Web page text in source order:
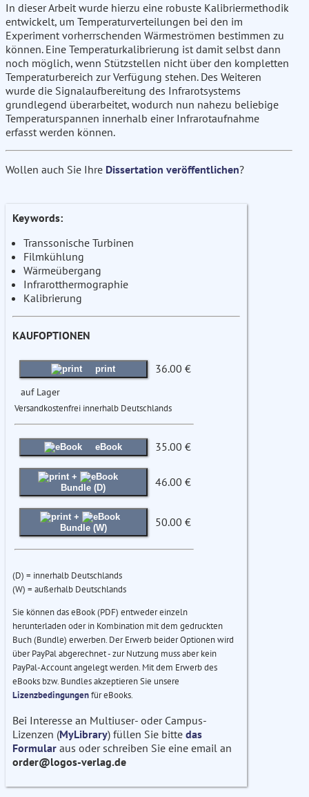
In dieser Arbeit wurde hierzu eine robuste Kalibriermethodik
entwickelt, um Temperaturverteilungen bei den im
Experiment vorherrschenden Wärmeströmen bestimmen zu
können. Eine Temperaturkalibrierung ist damit selbst dann
noch möglich, wenn Stützstellen nicht über den kompletten
Temperaturbereich zur Verfügung stehen. Des Weiteren
wurde die Signalaufbereitung des Infrarotsystems
grundlegend überarbeitet, wodurch nun nahezu beliebige
Temperaturspannen innerhalb einer Infrarotaufnahme
erfasst werden können.
Wollen auch Sie Ihre Dissertation veröffentlichen?
Keywords:
Transsonische Turbinen
Filmkühlung
Wärmeübergang
Infrarotthermographie
Kalibrierung
KAUFOPTIONEN
print 36.00 €
auf Lager
Versandkostenfrei innerhalb Deutschlands
eBook 35.00 €
+
Bundle (D)
46.00 €
+
Bundle (W)
50.00 €
(D) = innerhalb Deutschlands
(W) = außerhalb Deutschlands
Sie können das eBook (PDF) entweder einzeln
herunterladen oder in Kombination mit dem gedruckten
Buch (Bundle) erwerben. Der Erwerb beider Optionen wird
über PayPal abgerechnet - zur Nutzung muss aber kein
PayPal-Account angelegt werden. Mit dem Erwerb des
eBooks bzw. Bundles akzeptieren Sie unsere
Lizenzbedingungenfür eBooks.
Bei Interesse an Multiuser- oder Campus-
Lizenzen (MyLibrary) füllen Sie bitte das
Formular aus oder schreiben Sie eine email an
order@logos-verlag.de